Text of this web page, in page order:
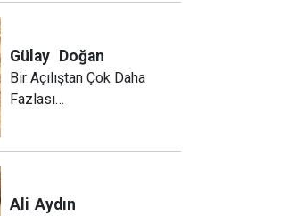
Gülay Doğan
Bir Açılıştan Çok Daha
Fazlası…
Ali Aydın